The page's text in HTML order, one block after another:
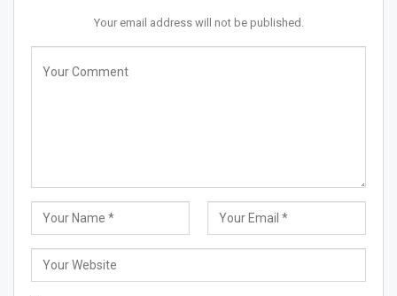
Your email address will not be published.